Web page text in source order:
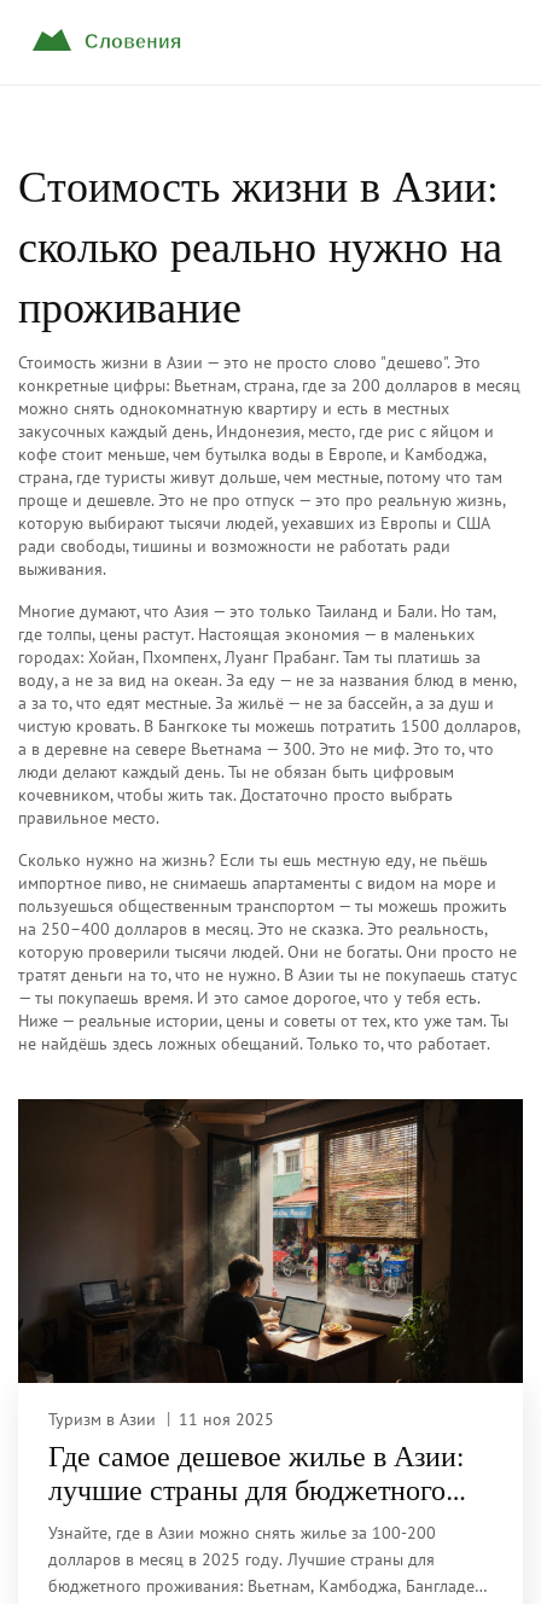
Стоимость жизни в Азии:
сколько реально нужно на
проживание
Стоимость жизни в Азии — это не просто слово "дешево". Это
конкретные цифры: Вьетнам,страна, где за 200 долларов в месяц
можно снять однокомнатную квартиру и есть в местных
закусочных каждый день, Индонезия, место, где рис с яйцом и
кофе стоит меньше, чем бутылка воды в Европе, и Камбоджа,
страна, где туристы живут дольше, чем местные, потому что там
проще и дешевле. Это не про отпуск — это про реальную жизнь,
которую выбирают тысячи людей, уехавших из Европы и США
ради свободы, тишины и возможности не работать ради
выживания.
Многие думают, что Азия — это только Таиланд и Бали. Но там,
где толпы, цены растут. Настоящая экономия — в маленьких
городах: Хойан, Пхомпенх, Луанг Прабанг. Там ты платишь за
воду, а не за вид на океан. За еду — не за названия блюд в меню,
а за то, что едят местные. За жильё — не за бассейн, а за душ и
чистую кровать. В Бангкоке ты можешь потратить 1500 долларов,
а в деревне на севере Вьетнама — 300. Это не миф. Это то, что
люди делают каждый день. Ты не обязан быть цифровым
кочевником, чтобы жить так. Достаточно просто выбрать
правильное место.
Сколько нужно на жизнь? Если ты ешь местную еду, не пьёшь
импортное пиво, не снимаешь апартаменты с видом на море и
пользуешься общественным транспортом — ты можешь прожить
на 250–400 долларов в месяц. Это не сказка. Это реальность,
которую проверили тысячи людей. Они не богаты. Они просто не
тратят деньги на то, что не нужно. В Азии ты не покупаешь статус
— ты покупаешь время. И это самое дорогое, что у тебя есть.
Ниже — реальные истории, цены и советы от тех, кто уже там. Ты
не найдёшь здесь ложных обещаний. Только то, что работает.
Туризм в Азии 11 ноя 2025
Где самое дешевое жилье в Азии:
лучшие страны для бюджетного
проживания в 2025 году
Узнайте, где в Азии можно снять жилье за 100-200
долларов в месяц в 2025 году. Лучшие страны для
бюджетного проживания: Вьетнам, Камбоджа, Бангладеш,